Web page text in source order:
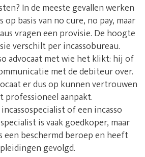
In de meeste gevallen werken
op basis van no cure, no pay, maar
vragen een provisie. De hoogte
verschilt per incassobureau.
advocaat met wie het klikt: hij of
met de debiteur over.
er dus op kunnen vertrouwen
aanpakt.
of een incasso
is vaak goedkoper, maar
een beschermd beroep en heeft
gevolgd.